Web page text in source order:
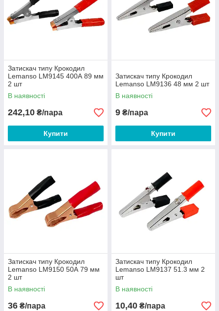
Затискач типу Крокодил
Lemanso LM9145 400А 89 мм
2 шт
В наявності
242,10 ₴/пара
Купити
Затискач типу Крокодил
Lemanso LM9136 48 мм 2 шт
В наявності
9 ₴/пара
Купити
Затискач типу Крокодил
Lemanso LM9150 50А 79 мм
2 шт
В наявності
36 ₴/пара
Затискач типу Крокодил
Lemanso LM9137 51.3 мм 2
шт
В наявності
10,40 ₴/пара